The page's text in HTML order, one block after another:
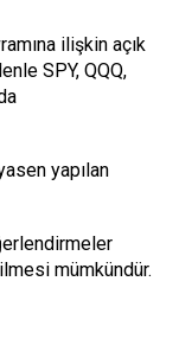
ilişkin açık
SPY, QQQ,
yapılan
mümkündür.